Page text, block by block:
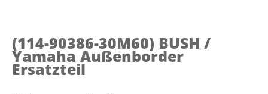
(114-90386-30M60) BUSH /
Yamaha Außenborder
Ersatzteil